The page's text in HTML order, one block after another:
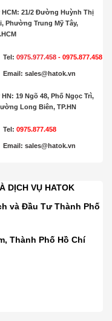
HCM: 21/2 Đường Huỳnh Thị
Phường Trung Mỹ Tây,
Tel:0975.977.458 -0975.877.458
Email:sales@hatok.vn
HN: 19 Ngõ 48, Phố Ngọc Trì,
Long Biên, TP.HN
Tel: 0975.877.458
Email :sales@hatok.vn
DỊCH VỤ HATOK
và Đầu Tư Thành Phố
Thành Phố Hồ Chí